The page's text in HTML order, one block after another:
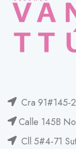
Cra 91#145-
Calle 145B
Cll 5#4-71